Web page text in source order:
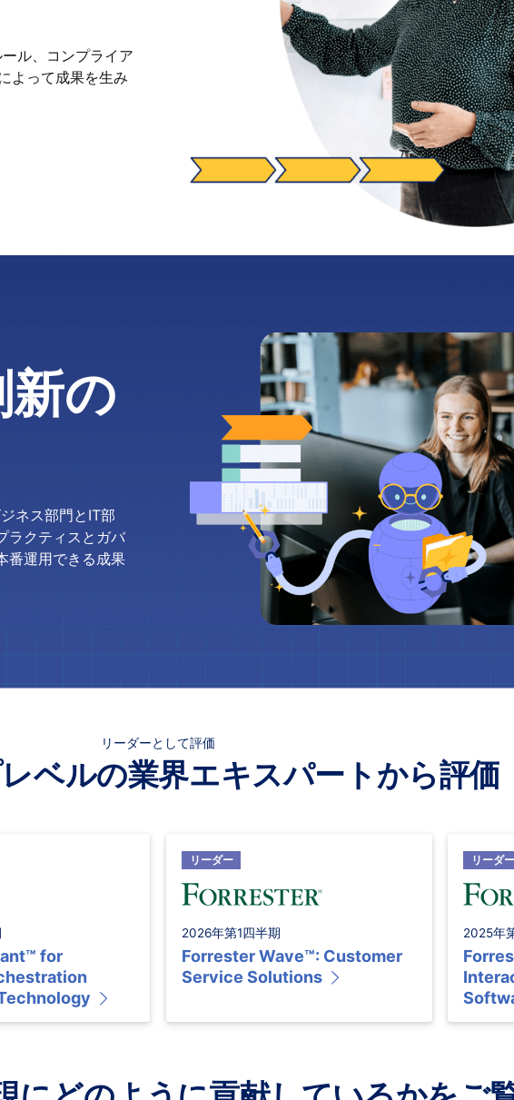
ル、コンプライア
よって成果を生み
の
ネス部門とIT部
ラクティスとガバ
番運用できる成果
リーダーとして評価
ベルの業界エキスパートから評価
for
リーダー
2026年第1四半期
Forrester Wave™: Customer
Service Solutions
リーダー
2025年